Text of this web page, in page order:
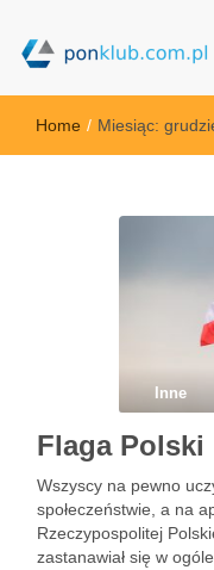
Home / Miesiąc:
Inne
Flaga Polski
Wszyscy na pewno
społeczeństwie, a na
Rzeczypospolitej
zastanawiał się w